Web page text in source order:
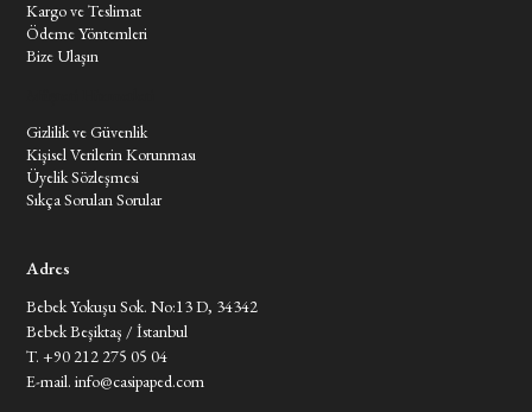
Kargo ve Teslimat
Ödeme Yöntemleri
Bize Ulaşın
Gizlilik ve Güvenlik
Kişisel Verilerin Korunması
Üyelik Sözleşmesi
Sıkça Sorulan Sorular
Adres
Bebek Yokuşu Sok. No:13 D, 34342
Bebek Beşiktaş / İstanbul
T. +90 212 275 05 04
E-mail.info@casipaped.com